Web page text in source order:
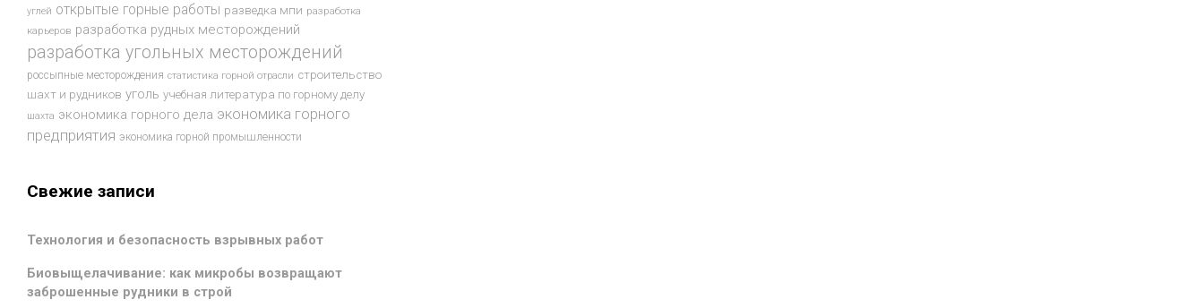
углей открытые горные работы разведка мпи разработка
карьеров разработка рудных месторождений
разработка угольных месторождений
россыпные месторождения статистика горной отрасли строительство
шахт и рудников уголь учебная литература по горному делу
шахта экономика горного дела экономика горного
предприятия экономика горной промышленности
Свежие записи
Технология и безопасность взрывных работ
Биовыщелачивание: как микробы возвращают
заброшенные рудники в строй